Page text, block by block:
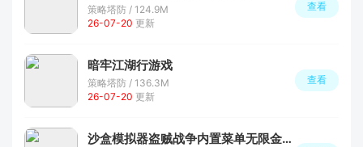
策略塔防 / 124.9M
26-07-20 更新
查看
暗牢江湖行游戏
策略塔防 / 136.3M
26-07-20 更新
查看
沙盒模拟器盗贼战争内置菜单无限金币版